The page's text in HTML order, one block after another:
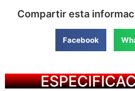
Compartir esta
Facebook